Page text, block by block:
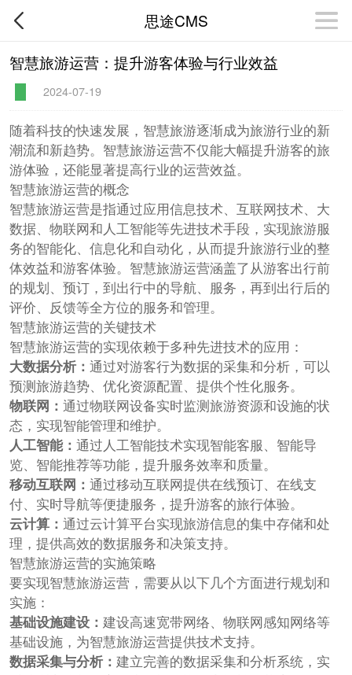
思途CMS
智慧旅游运营：提升游客体验与行业效益
2024-07-19
随着科技的快速发展，智慧旅游逐渐成为旅游行业的新
潮流和新趋势。智慧旅游运营不仅能大幅提升游客的旅
游体验，还能显著提高行业的运营效益。
智慧旅游运营的概念
智慧旅游运营是指通过应用信息技术、互联网技术、大
数据、物联网和人工智能等先进技术手段，实现旅游服
务的智能化、信息化和自动化，从而提升旅游行业的整
体效益和游客体验。智慧旅游运营涵盖了从游客出行前
的规划、预订，到出行中的导航、服务，再到出行后的
评价、反馈等全方位的服务和管理。
智慧旅游运营的关键技术
智慧旅游运营的实现依赖于多种先进技术的应用：
大数据分析： 通过对游客行为数据的采集和分析，可以
预测旅游趋势、优化资源配置、提供个性化服务。
物联网： 通过物联网设备实时监测旅游资源和设施的状
态，实现智能管理和维护。
人工智能： 通过人工智能技术实现智能客服、智能导
览、智能推荐等功能，提升服务效率和质量。
移动互联网： 通过移动互联网提供在线预订、在线支
付、实时导航等便捷服务，提升游客的旅行体验。
云计算： 通过云计算平台实现旅游信息的集中存储和处
理，提供高效的数据服务和决策支持。
智慧旅游运营的实施策略
要实现智慧旅游运营，需要从以下几个方面进行规划和
实施：
基础设施建设： 建设高速宽带网络、物联网感知网络等
基础设施，为智慧旅游运营提供技术支持。
数据采集与分析： 建立完善的数据采集和分析系统，实